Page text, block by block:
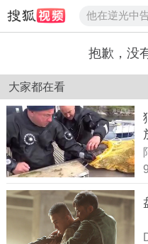
他在逆光中
抱歉，没
大家都在看